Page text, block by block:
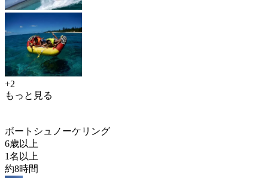
+2
もっと見る
ボートシュノーケリング
6歳以上
1名以上
約8時間